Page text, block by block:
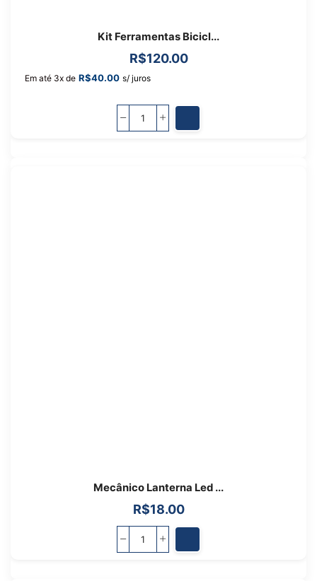
Kit Ferramentas Bicicl...
R$120.00
Em até 3x de R$40.00 s/ juros
Mecânico Lanterna Led ...
R$18.00